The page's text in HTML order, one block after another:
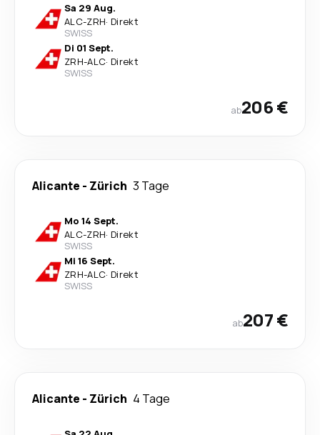
Sa 29 Aug.
ALC-ZRH· Direkt
SWISS
Di 01 Sept.
ZRH-ALC· Direkt
SWISS
ab206 €
Alicante - Zürich 3 Tage
Mo 14 Sept.
ALC-ZRH· Direkt
SWISS
Mi 16 Sept.
ZRH-ALC· Direkt
SWISS
ab207 €
Alicante - Zürich 4 Tage